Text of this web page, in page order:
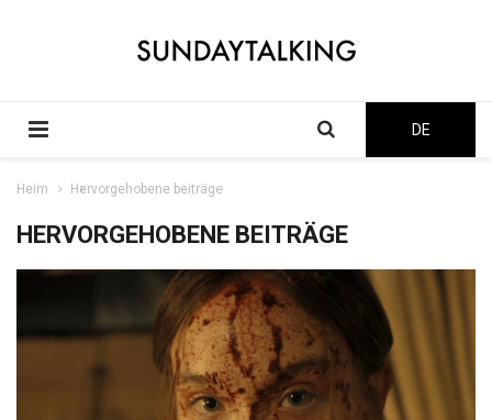
DE
Heim Hervorgehobene beiträge
HERVORGEHOBENE BEITRÄGE